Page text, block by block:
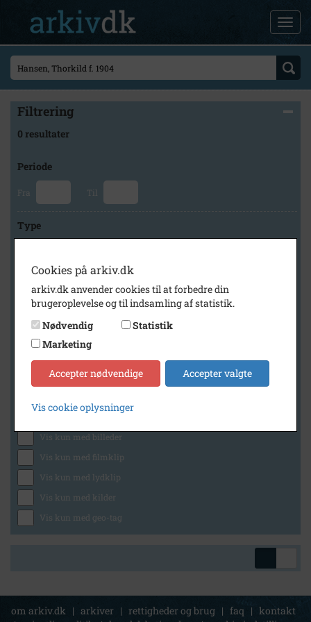
Filtrering
0 resultater
Periode
Fra Til
Type
Arkiv
Slagelse Stads- og Lokalarkiv
Generelt
Vis kun med billeder
Vis kun med filmklip
Vis kun med lydklip
Vis kun med kilder
Vis kun med geo-tag
om arkiv.dk | arkiver | rettigheder og brug | faq | kontakt
Cookies på arkiv.dk
arkiv.dk anvender cookies til at forbedre din
brugeroplevelse og til indsamling af statistik.
Nødvendig
Statistik
Marketing
Accepter nødvendige Accepter valgte
Vis cookie oplysninger